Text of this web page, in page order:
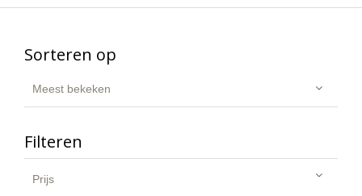
Sorteren op
Meest bekeken
Filteren
Prijs